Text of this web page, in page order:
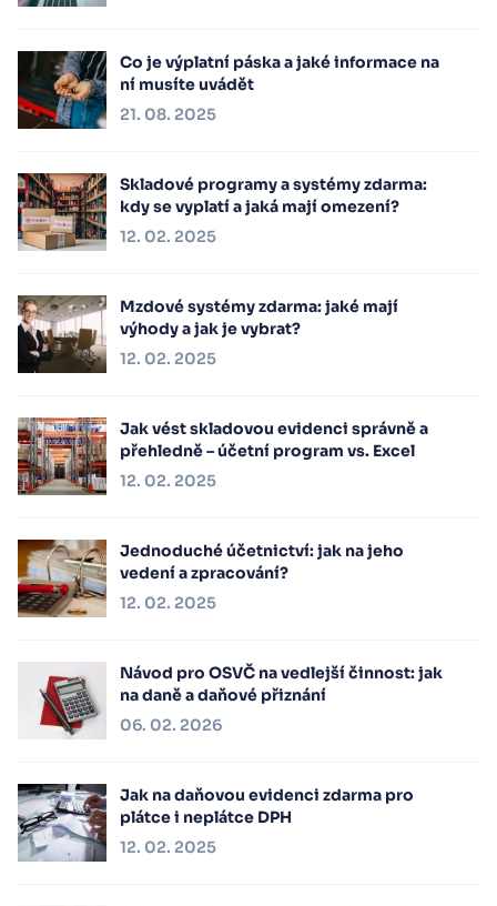
Co je výplatní páska a jaké informace na
ní musíte uvádět
21. 08. 2025
Skladové programy a systémy zdarma:
kdy se vyplatí a jaká mají omezení?
12. 02. 2025
Mzdové systémy zdarma: jaké mají
výhody a jak je vybrat?
12. 02. 2025
Jak vést skladovou evidenci správně a
přehledně – účetní program vs. Excel
12. 02. 2025
Jednoduché účetnictví: jak na jeho
vedení a zpracování?
12. 02. 2025
Návod pro OSVČ na vedlejší činnost: jak
na daně a daňové přiznání
06. 02. 2026
Jak na daňovou evidenci zdarma pro
plátce i neplátce DPH
12. 02. 2025